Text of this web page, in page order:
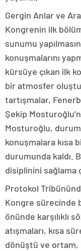
Gergin Anlar ve
Kongrenin ilk
sunumu
konuşmalarını
kürsüye çıkan ilk
bir atmosfer
tartışmalar,
Şekip
Mosturoğlu,
konuşmalara kısa
durumunda kaldı.
disiplinini sağlama
Protokol
Kongre sürecinde
önünde karşılıklı
atışmaları, kısa
dönüştü ve ortam,